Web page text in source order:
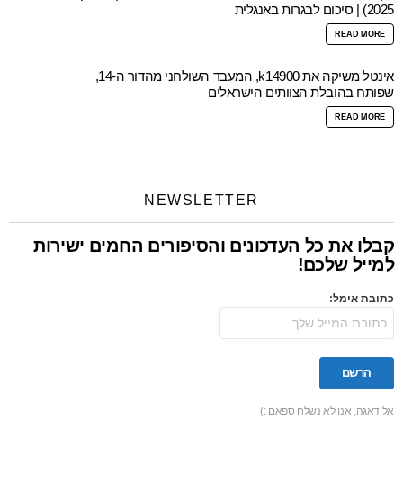
2025) | סיכום לבגרות באנגלית
READ MORE
אינטל משיקה את k14900, המעבד השולחני מהדור ה-14,
שפותח בהובלת הצוותים הישראלים
READ MORE
NEWSLETTER
קבלו את כל העדכונים והסיפורים החמים ישירות
למייל שלכם!
כתובת אימל:
אל דאגה, אנו לא נשלח ספאם :)